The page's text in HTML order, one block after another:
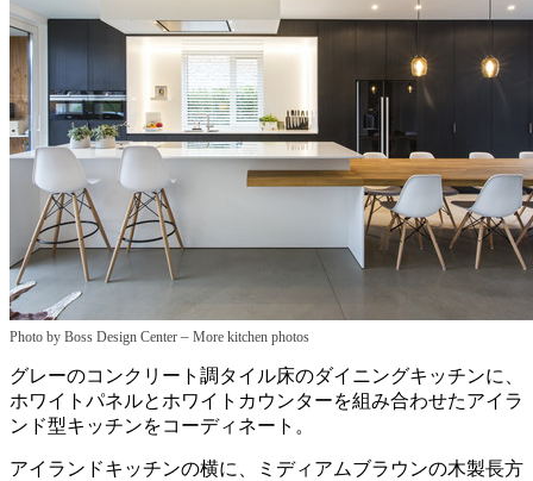
Photo by Boss Design Center – More kitchen photos
グレーのコンクリート調タイル床のダイニングキッチンに、
ホワイトパネルとホワイトカウンターを組み合わせたアイラ
ンド型キッチンをコーディネート。
アイランドキッチンの横に、ミディアムブラウンの木製長方